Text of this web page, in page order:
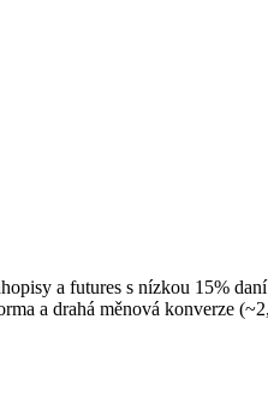
a futures s nízkou 15%
a drahá měnová konverze